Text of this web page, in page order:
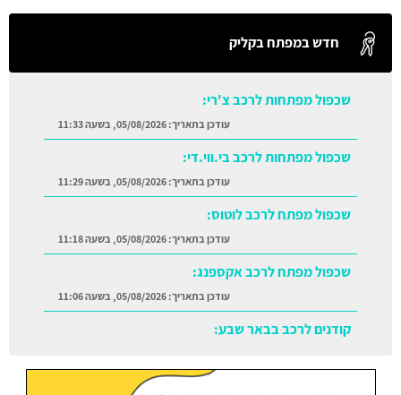
חדש במפתח בקליק
שכפול מפתחות לרכב צ'רי:
עודכן בתאריך:05/08/2026, בשעה 11:33
שכפול מפתחות לרכב בי.ווי.די:
עודכן בתאריך:05/08/2026, בשעה 11:29
שכפול מפתח לרכב לוטוס:
עודכן בתאריך:05/08/2026, בשעה 11:18
שכפול מפתח לרכב אקספנג:
עודכן בתאריך:05/08/2026, בשעה 11:06
קודנים לרכב בבאר שבע: